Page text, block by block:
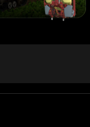
diferentes tempos